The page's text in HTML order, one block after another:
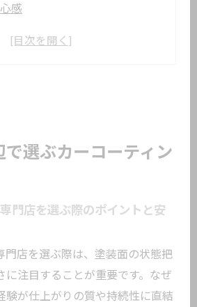
感
注目されるカーコーティングの
果で選ぶカーコーティング活用
ラスも守るカーコーティング
グが愛車に与える保護効果と
ィングで塗装を守る基本メカ
で選ぶカーコーティン
門店を選ぶ際のポイントと安
門店を選ぶ際は、塗装面の状態把
に注目することが重要です。なぜ
験が仕上がりの質や持続性に直結